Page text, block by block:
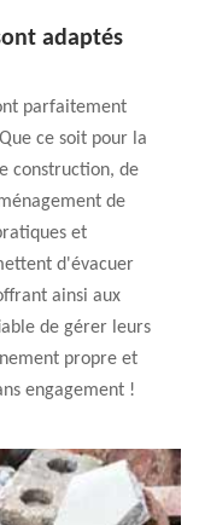
adaptés
parfaitement
ce soit pour la
construction, de
de
et
d'évacuer
ainsi aux
de gérer leurs
propre et
engagement !